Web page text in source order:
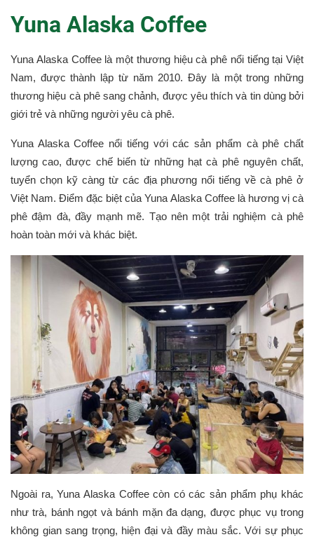
Yuna Alaska Coffee
Yuna Alaska Coffee là một thương hiệu cà phê nổi tiếng tại Việt
Nam, được thành lập từ năm 2010. Đây là một trong những
thương hiệu cà phê sang chảnh, được yêu thích và tin dùng bởi
giới trẻ và những người yêu cà phê.
Yuna Alaska Coffee nổi tiếng với các sản phẩm cà phê chất
lượng cao, được chế biến từ những hạt cà phê nguyên chất,
tuyển chọn kỹ càng từ các địa phương nổi tiếng về cà phê ở
Việt Nam. Điểm đặc biệt của Yuna Alaska Coffee là hương vị cà
phê đậm đà, đầy mạnh mẽ. Tạo nên một trải nghiệm cà phê
hoàn toàn mới và khác biệt.
Ngoài ra, Yuna Alaska Coffee còn có các sản phẩm phụ khác
như trà, bánh ngọt và bánh mặn đa dạng, được phục vụ trong
không gian sang trọng, hiện đại và đầy màu sắc. Với sự phục